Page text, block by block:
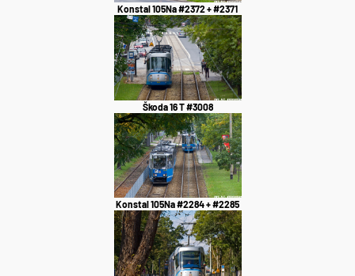
Konstal 105Na #2372 + #2371
Škoda 16 T #3008
Konstal 105Na #2284 + #2285